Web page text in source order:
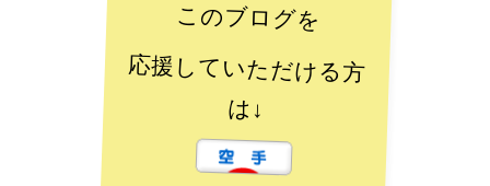
このブログを
応援していただける方
は↓